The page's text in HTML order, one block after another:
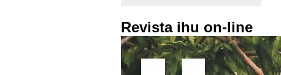
Revista ihu on-line